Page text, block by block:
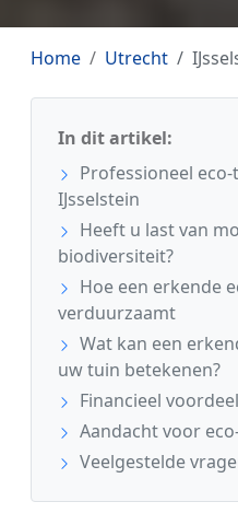
Home Utrecht
In dit artikel:
Professioneel
IJsselstein
Heeft u last van
biodiversiteit?
Hoe een erkende
verduurzaamt
Wat kan een
uw tuin betekenen?
Financieel
Aandacht voor
Veelgestelde